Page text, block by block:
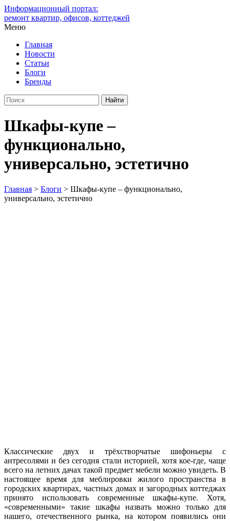
Информационный портал:
ремонт квартир, офисов, коттеджей
Меню
Главная
Новости
Статьи
Блоги
Бренды
Шкафы-купе –
функционально,
универсально, эстетично
Главная > Блоги > Шкафы-купе – функционально,
универсально, эстетично
Классические двух и трёхстворчатые шифоньеры с
антресолями и без сегодня стали историей, хотя кое-где, чаще
всего на летних дачах такой предмет мебели можно увидеть. В
настоящее время для меблировки жилого пространства в
городских квартирах, частных домах и загородных коттеджах
принято использовать современные шкафы-купе. Хотя,
«современными» такие шкафы назвать можно только для
нашего, отечественного рынка, на котором появились они